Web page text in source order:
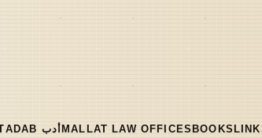
ADAB أدب MALLAT LAW OFFICES BOOKS